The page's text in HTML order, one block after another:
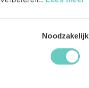
Noodzakelijk